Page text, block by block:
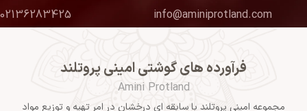
info@aminiprotland.com
02136283425
فرآورده های گوشتی امینی پروتلند
Amini Protland
مجموعه امینی پروتلند با سابقه ای درخشان در امر تهیه و توزیع مواد